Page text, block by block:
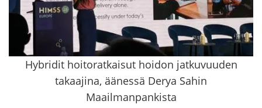
Hybridit hoitoratkaisut hoidon jatkuvuuden
takaajina, äänessä Derya Sahin
Maailmanpankista